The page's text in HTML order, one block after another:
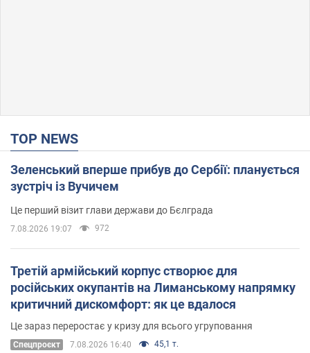
TOP NEWS
Зеленський вперше прибув до Сербії: планується
зустріч із Вучичем
Це перший візит глави держави до Бєлграда
7.08.2026 19:07 972
Третій армійський корпус створює для
російських окупантів на Лиманському напрямку
критичний дискомфорт: як це вдалося
Це зараз переростає у кризу для всього угруповання
Cпецпроєкт 7.08.2026 16:40 45,1 т.